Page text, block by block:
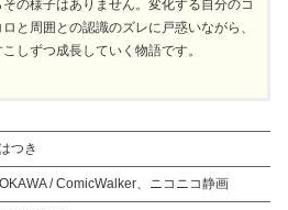
その様子はありません。変化する自分のコ
ロと周囲との認識のズレに戸惑いながら、
こしずつ成長していく物語です。
つき
/ ComicWalker、ニコニコ静画